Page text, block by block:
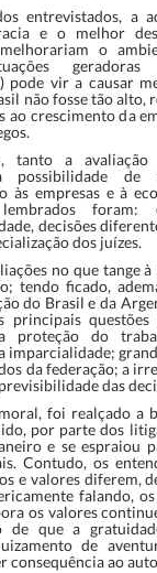
entrevistados, a
e o melhor
o
pode vir a causar
não fosse tão alto,
ao crescimento da
tanto a
possibilidade
às empresas e à
foram:
decisões
dos juízes.
no que tange
tendo ficado,
do Brasil e da
questões
proteção do
imparcialidade;
da federação; a
das
foi realçado a
por parte dos
e se espraiou
Contudo, os
e valores diferem,
falando,
os valores
de que a
de
consequência ao